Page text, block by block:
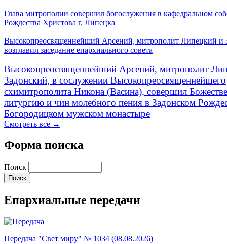
Глава митрополии совершил богослужения в кафедральном
Рождества Христова г. Липецка
Высокопреосвященнейший Арсений, митрополит Липецкий и
возглавил заседание епархиального совета
Высокопреосвященнейший Арсений, митрополит
Задонский, в сослужении Высокопреосвященнейшего
схимитрополита Никона (Васина), совершил
литургию и чин молебного пения в Задонском
Богородицком мужском монастыре
Смотреть все →
Форма поиска
Поиск
Епархиальные передачи
Передача "Свет миру" № 1034 (08.08.2026)